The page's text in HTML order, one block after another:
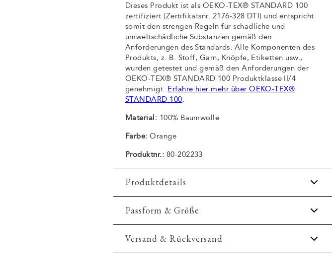
Dieses Produkt ist als OEKO-TEX® STANDARD 100
zertifiziert (Zertifikatsnr. 2176-328 DTI) und entspricht
somit den strengen Regeln für schädliche und
umweltschädliche Substanzen gemäß den
Anforderungen des Standards. Alle Komponenten des
Produkts, z. B. Stoff, Garn, Knöpfe, Etiketten usw.,
wurden getestet und gemäß den Anforderungen der
OEKO-TEX® STANDARD 100 Produktklasse II/4
genehmigt. Erfahre hier mehr über OEKO-TEX®
STANDARD 100.
Material: 100% Baumwolle
Farbe: Orange
Produktnr.: 80-202233
Produktdetails
Brusttasche mit Logo.
Aus 100% Baumwolle.
Das Hemd hat einen Button-down-Kragen.
Zertifiziert mit OEKO-TEX® STANDARD 100.
Passform & Größe
Fit:Regular fit
Reguläre Passform, weder locker noch eng.
Versand & Rückversand